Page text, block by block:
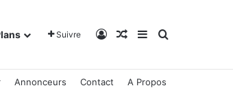
Suivre Connexion
Article Aléatoire
Sidebar (barre
Rechercher
Annonceurs Contact A Propos